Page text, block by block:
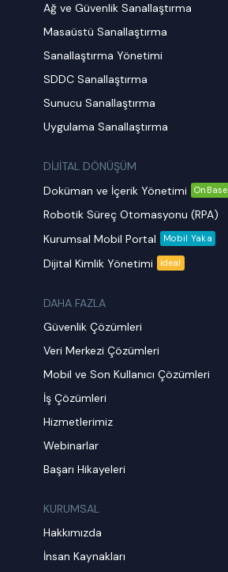
Ağ ve Güvenlik Sanallaştırma
Masaüstü Sanallaştırma
Sanallaştırma Yönetimi
SDDC Sanallaştırma
Sunucu Sanallaştırma
Uygulama Sanallaştırma
DİJİTAL DÖNÜŞÜM
Doküman ve İçerik Yönetimi
OnBase
Robotik Süreç Otomasyonu (RPA)
Kurumsal Mobil Portal
Mobil Yaka
Dijital Kimlik Yönetimi ideal
DAHA FAZLA
Güvenlik Çözümleri
Veri Merkezi Çözümleri
Mobil ve Son Kullanıcı Çözümleri
İş Çözümleri
Hizmetlerimiz
Webinarlar
Başarı Hikayeleri
KURUMSAL
Hakkımızda
İnsan Kaynakları